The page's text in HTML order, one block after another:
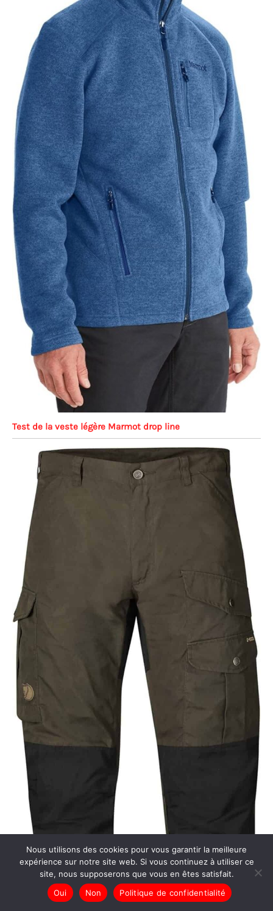
Test de la veste légère Marmot drop line
Nous utilisons des cookies pour vous garantir la meilleure
expérience sur notre site web. Si vous continuez à utiliser ce
site, nous supposerons que vous en êtes satisfait.
Oui
Non Politique de confidentialité